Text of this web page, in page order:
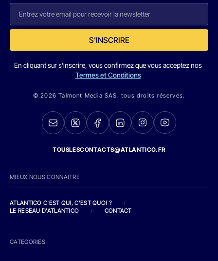
S'INSCRIRE
En cliquant sur s'inscrire, vous confirmez que vous acceptez nos
Termes et Conditions
© 2026 Talmont Media SAS. tous droits réservés.
TOUSLESCONTACTS@ATLANTICO.FR
MIEUX NOUS CONNAITRE
ATLANTICO C'EST QUI, C'EST QUOI ?
/
LE RESEAU D'ATLANTICO
/ CONTACT
CATEGORIES